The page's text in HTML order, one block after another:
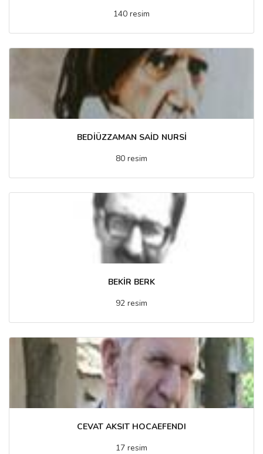
140 resim
BEDİÜZZAMAN SAİD NURSİ
80 resim
BEKİR BERK
92 resim
CEVAT AKSIT HOCAEFENDI
17 resim